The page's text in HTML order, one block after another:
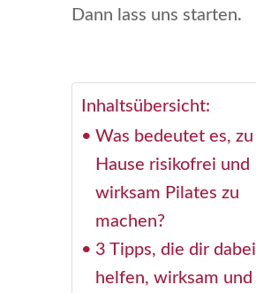
Dann lass uns starten.
Inhaltsübersicht:
Was bedeutet es, zu
Hause risikofrei und
wirksam Pilates zu
machen?
3 Tipps, die dir dabei
helfen, wirksam und